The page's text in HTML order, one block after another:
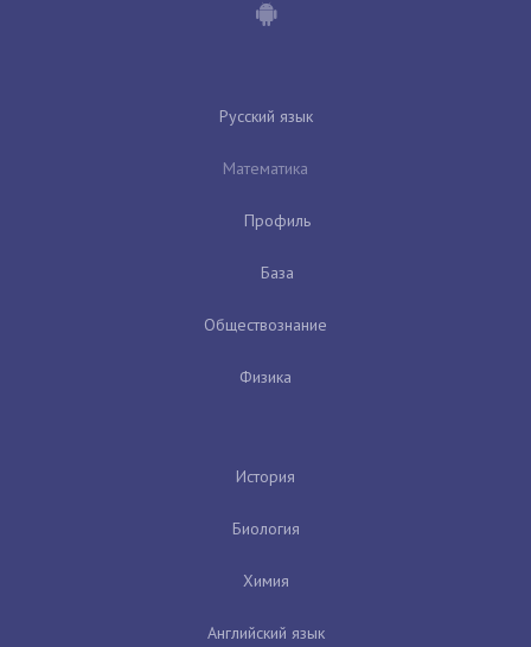
Русский язык
Математика
Профиль
База
Обществознание
Физика
История
Биология
Химия
Английский язык